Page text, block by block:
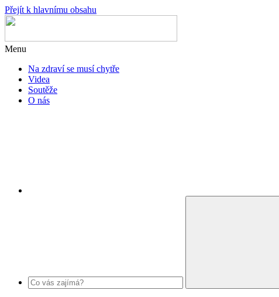
Přejít k hlavnímu obsahu
Menu
Na zdraví se musí chytře
Videa
Soutěže
O nás